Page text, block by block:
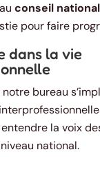
conseil national
pour faire
dans la vie
bureau
entendre la voix
national.